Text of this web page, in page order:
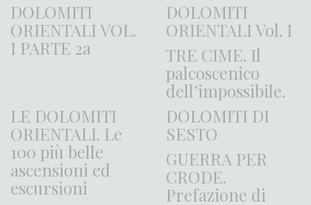
DOLOMITI
ORIENTALI VOL.
I PARTE 2a
DOLOMITI
ORIENTALI Vol. I
TRE CIME. Il
palcoscenico
dell’impossibile.
LE DOLOMITI
ORIENTALI. Le
100 più belle
ascensioni ed
escursioni
DOLOMITI DI
SESTO
GUERRA PER
CRODE.
Prefazione di